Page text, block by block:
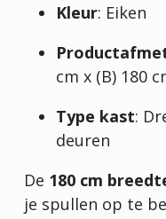
Kleur: Eiken
cm x (B) 180
Type kast:
deuren
De 180 cm
je spullen op te